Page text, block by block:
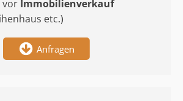
vor Immobilienverkauf
etc.)
Anfragen